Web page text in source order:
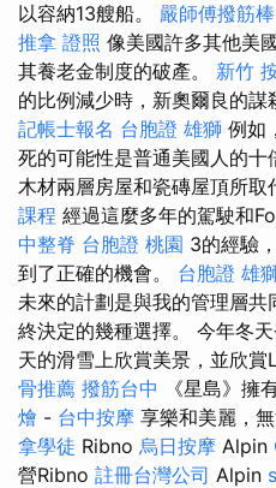
以容納13艘船。 嚴師傅撥筋棒
推拿 證照 像美國許多其他美
其養老金制度的破產。 新竹
的比例減少時，新奧爾良的謀
記帳士報名 台胞證 雄獅 例如
死的可能性是普通美國人的
木材兩層房屋和瓷磚屋頂所取
課程 經過這麼多年的駕駛和
中整脊 台胞證 桃園 3的經驗
到了正確的機會。 台胞證 雄
未來的計劃是與我的管理層
終決定的幾種選擇。 今年冬
天的滑雪上欣賞美景，並欣賞
骨推薦 撥筋台中 《星島》擁
燴 - 台中按摩 享樂和美麗，
拿學徒 Ribno 烏日按摩 Alpin
營Ribno 註冊台灣公司 Alpin